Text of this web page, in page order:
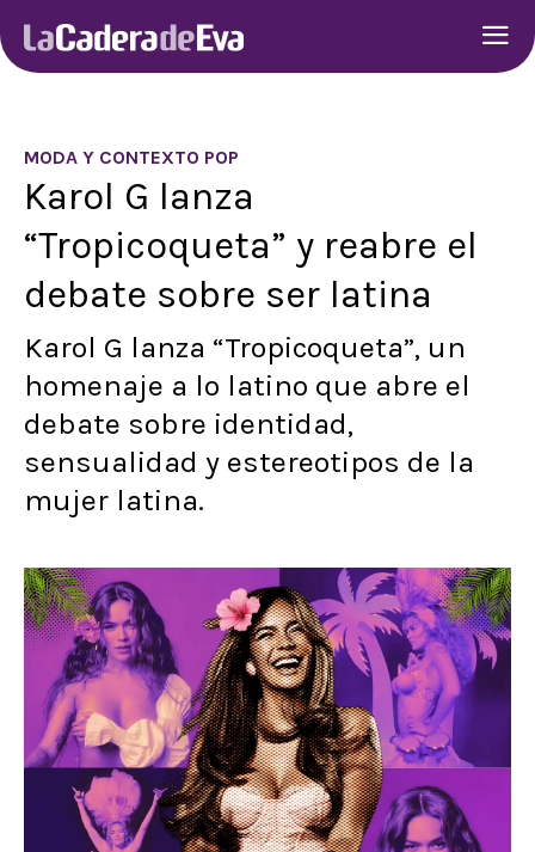
MODA Y CONTEXTO POP
Karol G lanza
“Tropicoqueta” y reabre el
debate sobre ser latina
Karol G lanza “Tropicoqueta”, un
homenaje a lo latino que abre el
debate sobre identidad,
sensualidad y estereotipos de la
mujer latina.